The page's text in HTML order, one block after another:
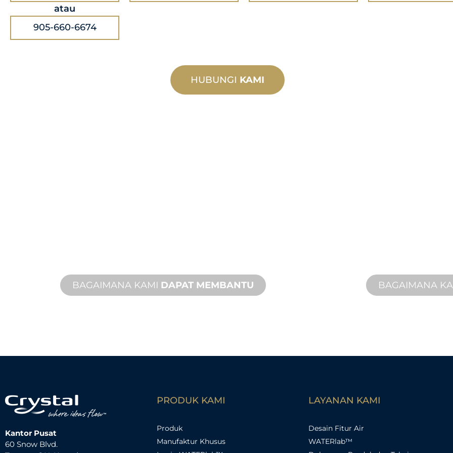
atau
905-660-6674
HUBUNGI KAMI
BAGAIMANA KAMI DAPAT MEMBANTU BAGAIMANA
Kantor Pusat
60 Snow Blvd.
PRODUK KAMI
Produk
Manufaktur Khusus
LAYANAN KAMI
Desain Fitur Air
WATERlab™